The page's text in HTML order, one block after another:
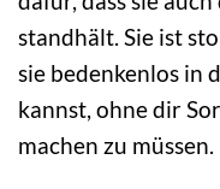
standhält. Sie ist
sie bedenkenlos in
kannst, ohne dir
machen zu müssen.